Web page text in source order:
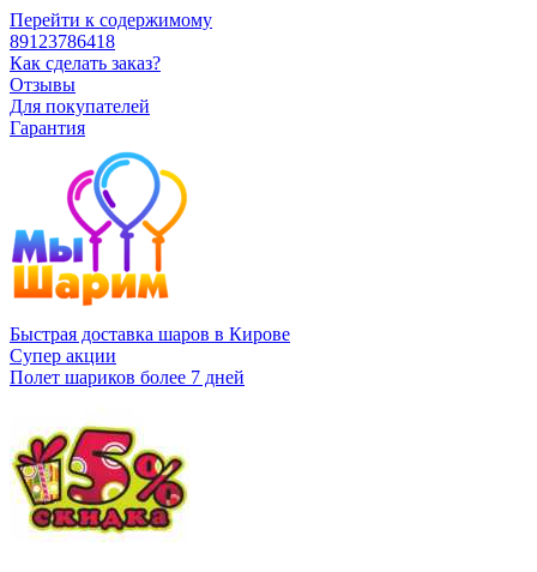
Перейти к содержимому
89123786418
Как сделать заказ?
Отзывы
Для покупателей
Гарантия
Быстрая доставка шаров в Кирове
Супер акции
Полет шариков более 7 дней